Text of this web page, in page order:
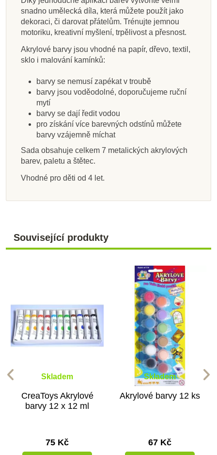
Sentosphere
Akvarely junior -
Štěňata
445 Kč
Přidat do košíku
Sentosphere
Akvarely mini - Kočky
Přidat do košíku
Royal Langnickel
Malování podle čísel
- Koně
149 Kč
Zobrazit detail
Sentosphere Sada
obrázků - Akvarely
junior - Draci
Přidat do košíku
Sentosphere Sada
obrázků - Akvarely
junior - Koně
255 Kč
Přidat do košíku
Oxybul Kouzelné
omalovánky
Zobrazit detail
JIRI MODELS
Doprava - Maluj
vodou
99 Kč
Přidat do košíku
Sentosphere
Akvarely - Vodní
hladina
Přidat do košíku
snadno umělecká díla, která můžete použít jako
dekoraci, či darovat přátelům. Trénujte jemnou
motoriku, kreativní myšlení, trpělivost a přesnost.
Akrylové barvy jsou vhodné na papír, dřevo, textil,
sklo i malování kamínků:
barvy se nemusí zapékat v troubě
barvy jsou voděodolné, doporučujeme ruční
mytí
barvy se dají ředit vodou
pro získání více barevných odstínů můžete
barvy vzájemně míchat
Sada obsahuje celkem 7 metalických akrylových
barev, paletu a štětec.
Vhodné pro děti od 4 let.
Související produkty
Skladem
CreaToys Akrylové
barvy 12 x 12 ml
75 Kč
Skladem
Akrylové barvy 12 ks
67 Kč